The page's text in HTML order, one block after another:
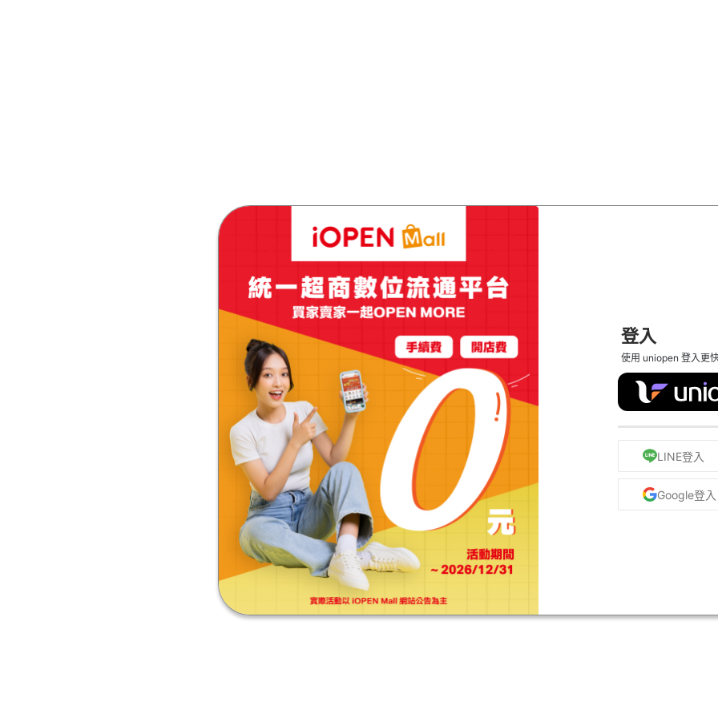
登入
使用 uniopen 登入更
LINE登入
Google登入